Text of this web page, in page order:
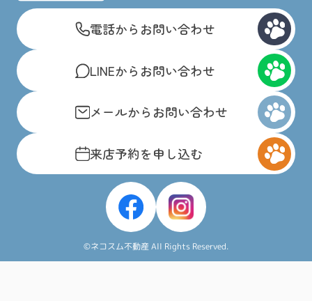
電話からお問い合わせ
LINEからお問い合わせ
メールからお問い合わせ
来店予約を申し込む
©ネコスム不動産 All Rights Reserved.